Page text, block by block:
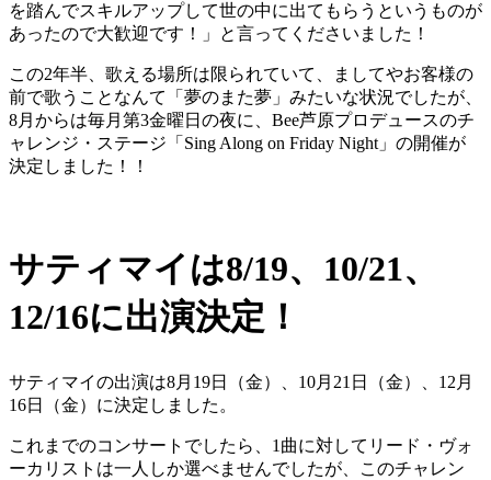
を踏んでスキルアップして世の中に出てもらうというものが
あったので大歓迎です！」と言ってくださいました！
この2年半、歌える場所は限られていて、ましてやお客様の
前で歌うことなんて「夢のまた夢」みたいな状況でしたが、
8月からは毎月第3金曜日の夜に、Bee芦原プロデュースのチ
ャレンジ・ステージ「Sing Along on Friday Night」の開催が
決定しました！！
サティマイは8/19、10/21、
12/16に出演決定！
サティマイの出演は8月19日（金）、10月21日（金）、12月
16日（金）に決定しました。
これまでのコンサートでしたら、1曲に対してリード・ヴォ
ーカリストは一人しか選べませんでしたが、このチャレン